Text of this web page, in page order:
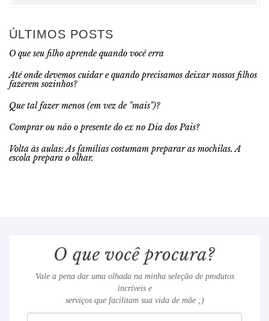
ÚLTIMOS POSTS
O que seu filho aprende quando você erra
Até onde devemos cuidar e quando precisamos deixar nossos filhos
fazerem sozinhos?
Que tal fazer menos (em vez de "mais")?
Comprar ou não o presente do ex no Dia dos Pais?
Volta às aulas: As famílias costumam preparar as mochilas. A
escola prepara o olhar.
Vale a pena dar uma olhada na minha seleção de produtos
incríveis e
serviços que facilitam sua vida de mãe ;)